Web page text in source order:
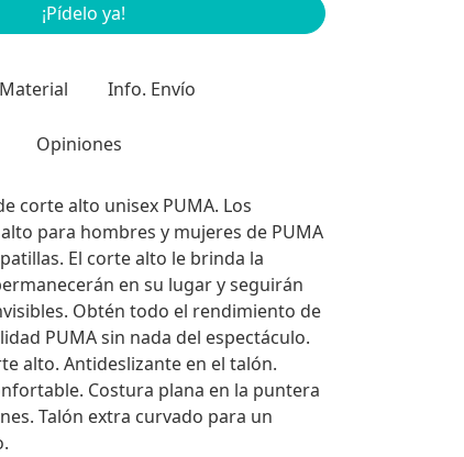
¡Pídelo ya!
Material Info. Envío
Opiniones
corte alto unisex PUMA. Los
para hombres y mujeres de PUMA
El corte alto le brinda la
en su lugar y seguirán
Obtén todo el rendimiento de
PUMA sin nada del espectáculo.
alto. Antideslizante en el talón.
Costura plana en la puntera
Talón extra curvado para un